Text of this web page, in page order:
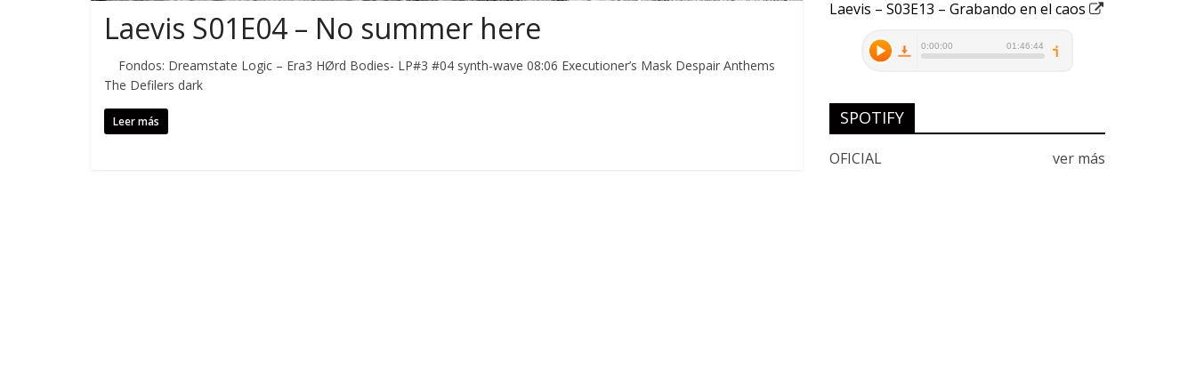
Laevis S01E04 – No summer here
Fondos: Dreamstate Logic – Era3 HØrd Bodies- LP#3 #04 synth-wave 08:06 Executioner’s Mask Despair Anthems
The Defilers dark
Leer más
Laevis – S03E13 – Grabando en el caos
SPOTIFY
ver más
OFICIAL